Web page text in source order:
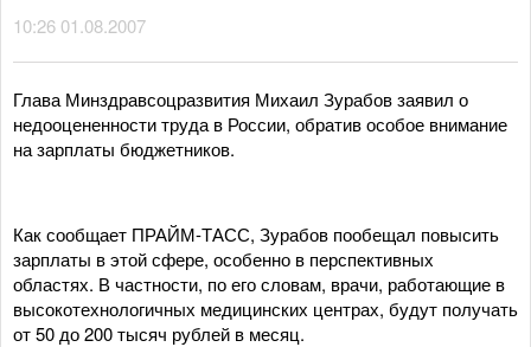
10:26 01.08.2007
Глава Минздравсоцразвития Михаил Зурабов заявил о
недооцененности труда в России, обратив особое внимание
на зарплаты бюджетников.
Как сообщает ПРАЙМ-ТАСС, Зурабов пообещал повысить
зарплаты в этой сфере, особенно в перспективных
областях. В частности, по его словам, врачи, работающие в
высокотехнологичных медицинских центрах, будут получать
от 50 до 200 тысяч рублей в месяц.